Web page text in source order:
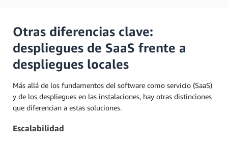
Otras diferencias clave:
despliegues de SaaS frente a
despliegues locales
Más allá de los fundamentos del software como servicio (SaaS)
y de los despliegues en las instalaciones, hay otras distinciones
que diferencian a estas soluciones.
Escalabilidad